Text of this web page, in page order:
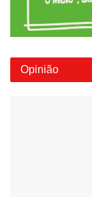
Opinião